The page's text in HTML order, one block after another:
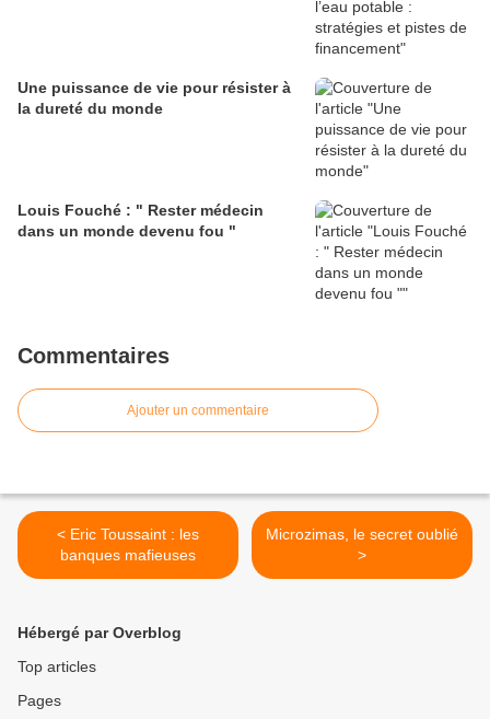
Une puissance de vie pour résister à
la dureté du monde
Louis Fouché : " Rester médecin
dans un monde devenu fou "
Commentaires
Ajouter un commentaire
< Eric Toussaint : les
banques mafieuses
Microzimas, le secret oublié
>
Hébergé par Overblog
Top articles
Pages